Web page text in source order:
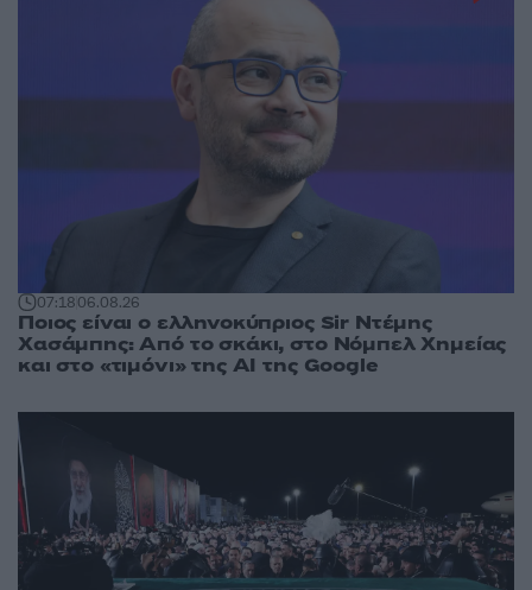
07:1806.08.26
Ποιος είναι ο ελληνοκύπριος Sir Ντέμης
Χασάμπης: Από το σκάκι, στο Νόμπελ Χημείας
και στο «τιμόνι» της AI της Google